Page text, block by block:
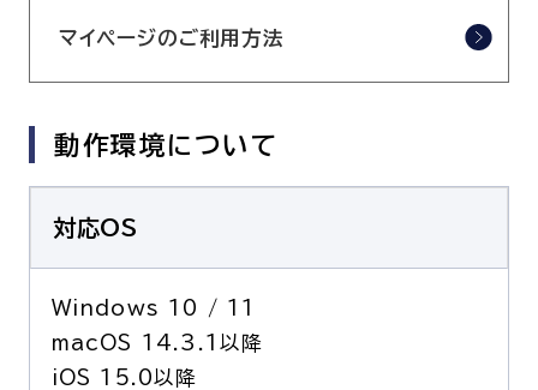
書籍
マイページのご利用方法
動作環境について
対応OS
Windows 10 / 11
macOS 14.3.1以降
iOS 15.0以降